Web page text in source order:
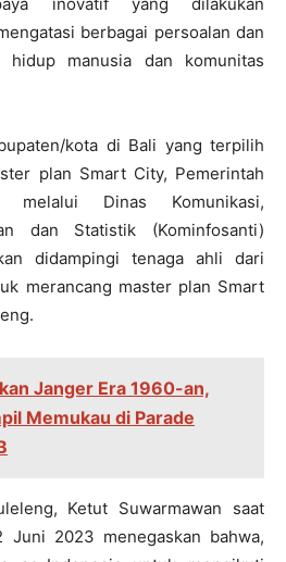
berbagai persoalan dan
hidup manusia dan komunitas
kota di Bali yang terpilih
plan Smart City, Pemerintah
melalui Dinas Komunikasi,
dan Statistik (Kominfosanti)
didampingi tenaga ahli dari
merancang master plan Smart
Janger Era 1960-an,
Memukau di Parade
Ketut Suwarmawan saat
Juni 2023 menegaskan bahwa,